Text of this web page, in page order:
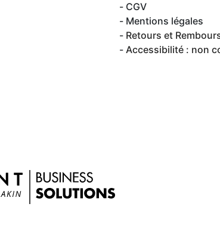
CGV
Mentions légales
Retours et
Accessibilité : non